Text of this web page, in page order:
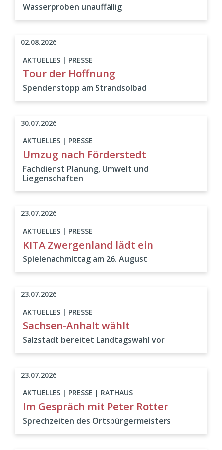
Wasserproben unauffällig
AKTUELLES | PRESSE
Tour der Hoffnung
Spendenstopp am Strandsolbad
02.08.2026
AKTUELLES | PRESSE
Umzug nach Förderstedt
Fachdienst Planung, Umwelt und
Liegenschaften
30.07.2026
AKTUELLES | PRESSE
KITA Zwergenland lädt ein
Spielenachmittag am 26. August
23.07.2026
AKTUELLES | PRESSE
Sachsen-Anhalt wählt
Salzstadt bereitet Landtagswahl vor
23.07.2026
AKTUELLES | PRESSE | RATHAUS
Im Gespräch mit Peter Rotter
Sprechzeiten des Ortsbürgermeisters
23.07.2026